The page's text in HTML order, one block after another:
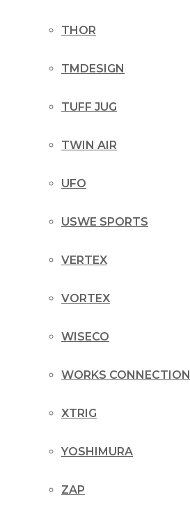
THOR
TMDESIGN
TUFF JUG
TWIN AIR
UFO
USWE SPORTS
VERTEX
VORTEX
WISECO
WORKS CONNECTION
XTRIG
YOSHIMURA
ZAP